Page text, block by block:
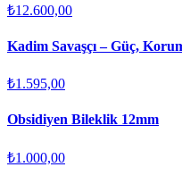
₺12.600,00
Kadim Savaşçı – Güç,
₺1.595,00
Obsidiyen Bileklik 12mm
₺1.000,00